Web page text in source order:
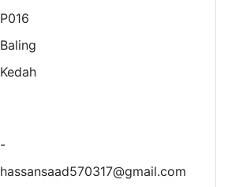
P016
Baling
Kedah
-
hassansaad570317@gmail.com